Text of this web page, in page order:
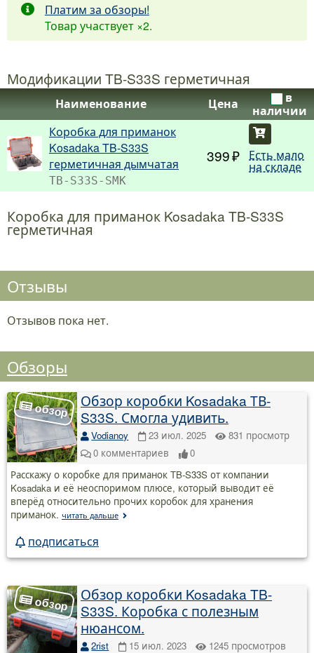
Платим за обзоры!
Товар участвует ×2.
Модификации TB-S33S герметичная
Наименование Цена
в
наличии
Коробка для приманок
Kosadaka TB-S33S
герметичная дымчатая
TB-S33S-SMK
399 Есть мало
на складе
Коробка для приманок Kosadaka TB-S33S
герметичная
Отзывы
Отзывов пока нет.
Обзоры
Обзор коробки Kosadaka ТВ-
S33S. Смогла удивить.
Vodianoy 23 июл. 2025 831 просмотр
0 комментариев
0
Расскажу о коробке для приманок TB-S33S от компании
Kosadaka и её неоспоримом плюсе, который выводит её
вперёд относительно прочих коробок для хранения
приманок. читать дальше
подписаться
Обзор коробки Kosadaka TB-
S33S. Коробка с полезным
нюансом.
2rist 15 июл. 2023 1245 просмотров